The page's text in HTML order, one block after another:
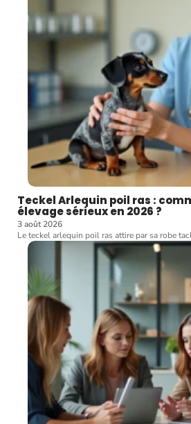
Teckel Arlequin poil ras :
élevage sérieux en 2026 ?
3 août 2026
Le teckel arlequin poil ras attire par sa robe